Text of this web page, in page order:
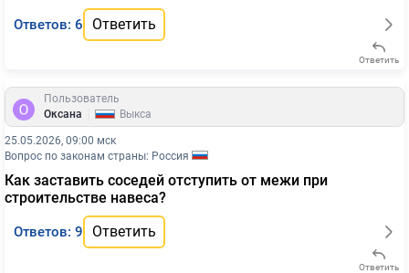
Ответов: 6 Ответить
Ответить
Пользователь
Оксана
Выкса
25.05.2026, 09:00 мск
Вопрос по законам страны: Россия
Как заставить соседей отступить от межи при
строительстве навеса?
Ответов: 9 Ответить
Ответить